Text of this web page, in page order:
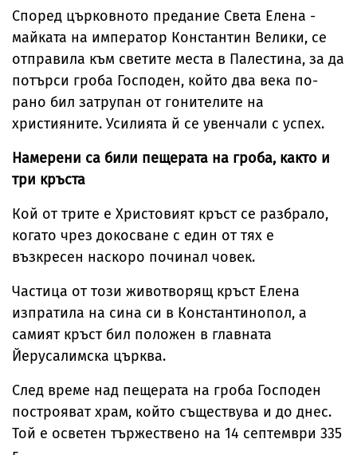
Според църковното предание Света Елена -
майката на император Константин Велики, се
отправила към светите места в Палестина, за да
потърси гроба Господен, който два века по-
рано бил затрупан от гонителите на
християните. Усилията й се увенчали с успех.
Намерени са били пещерата на гроба, както и
три кръста
Кой от трите е Христовият кръст се разбрало,
когато чрез докосване с един от тях е
възкресен наскоро починал човек.
Частица от този животворящ кръст Елена
изпратила на сина си в Константинопол, а
самият кръст бил положен в главната
Йерусалимска църква.
След време над пещерата на гроба Господен
построяват храм, който съществува и до днес.
Той е осветен тържествено на 14 септември 335